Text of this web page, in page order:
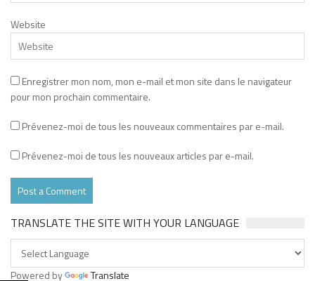
Website
Enregistrer mon nom, mon e-mail et mon site dans le navigateur
pour mon prochain commentaire.
Prévenez-moi de tous les nouveaux commentaires par e-mail.
Prévenez-moi de tous les nouveaux articles par e-mail.
TRANSLATE THE SITE WITH YOUR LANGUAGE
Powered by Translate